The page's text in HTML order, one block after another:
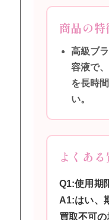
商品の特
高級ブ
容液で
を長時
い。
よくあ
Q1:使用期
A1:はい、
買取不可の